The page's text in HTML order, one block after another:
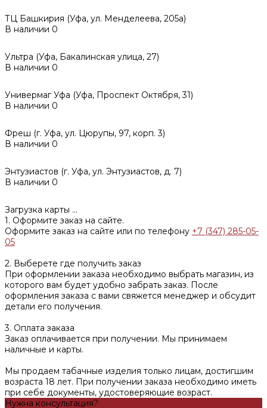
ТЦ Башкирия (Уфа, ул. Менделеева, 205а)
В наличии 0
Ультра (Уфа, Бакалинская улица, 27)
В наличии 0
Универмаг Уфа (Уфа, Проспект Октября, 31)
В наличии 0
Фреш (г‌. Уфа, ул. Цюрупы, 97, корп. 3)
В наличии 0
Энтузиастов (г. Уфа, ул. Энтузиастов, д. 7)
В наличии 0
Загрузка карты ...
1. Оформите заказ на сайте.
Оформите заказ на сайте или по телефону +7 (347) 285-05-
05
2. Выберете где получить заказ
При оформлении заказа необходимо выбрать магазин, из
которого вам будет удобно забрать заказ. После
оформления заказа с вами свяжется менеджер и обсудит
детали его получения.
3. Оплата заказа
Заказ оплачивается при получении. Мы принимаем
наличные и карты.
Мы продаем табачные изделия только лицам, достигшим
возраста 18 лет. При получении заказа необходимо иметь
при себе документы, удостоверяющие возраст.
Нужна консультация?